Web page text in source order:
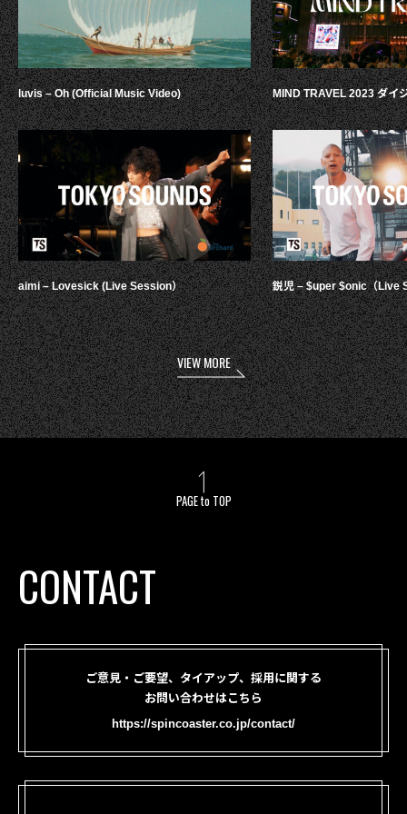
luvis – Oh (Official Music Video)
aimi – Lovesick (Live Session）
MIND TRAVEL 2023 ダイ
鋭児 – $uper $onic（Live
VIEW MORE
PAGE to TOP
CONTACT
ご意見・ご要望、タイアップ、採用に関する
お問い合わせはこちら
https://spincoaster.co.jp/contact/